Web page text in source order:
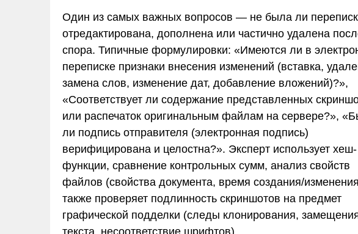
Один из самых важных вопросов — не была ли
отредактирована, дополнена или частично удалена
спора. Типичные формулировки: «Имеются ли в
переписке признаки внесения изменений (вставка,
замена слов, изменение дат, добавление вложений)?»,
«Соответствует ли содержание представленных
или распечаток оригинальным файлам на сервере?»,
ли подпись отправителя (электронная подпись)
верифицирована и целостна?». Эксперт использует хеш-
функции, сравнение контрольных сумм, анализ свойств
файлов (свойства документа, время создания/
также проверяет подлинность скриншотов на предмет
графической подделки (следы клонирования,